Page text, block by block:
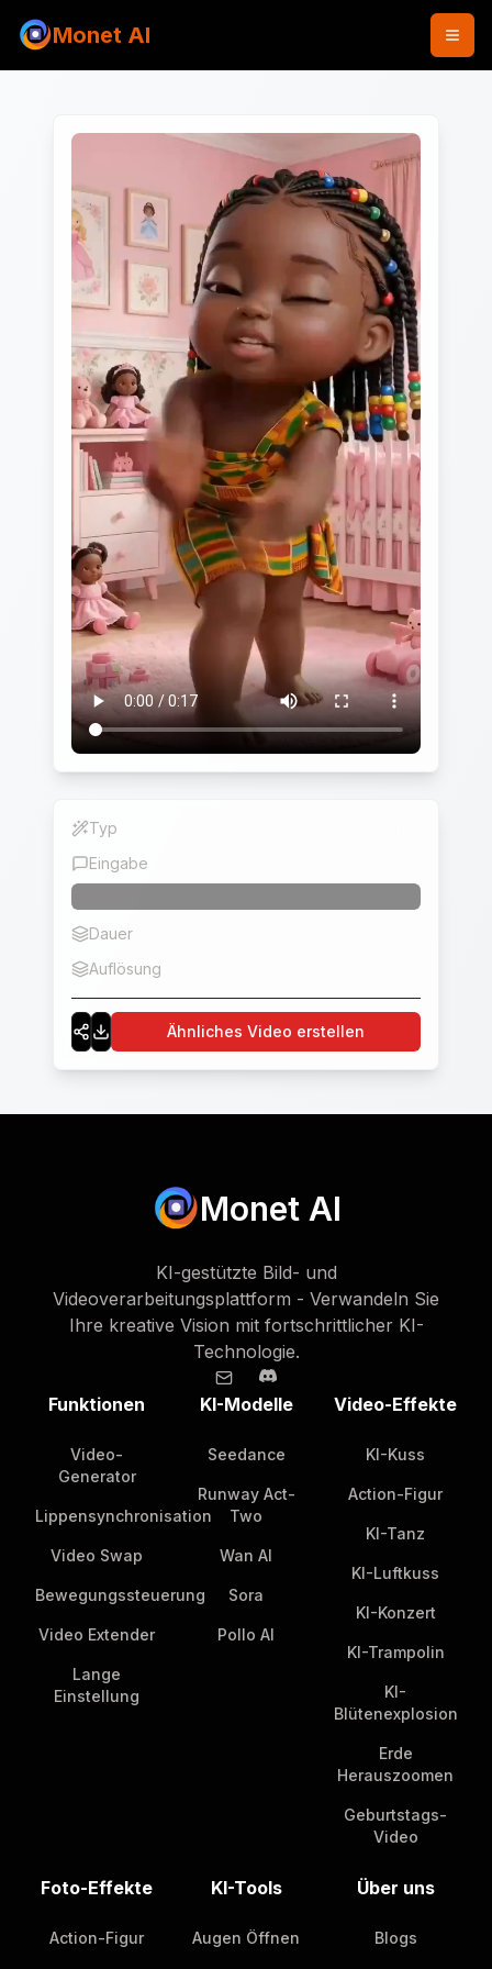
Monet AI
Typ
Eingabe
Dauer
Auflösung
Ähnliches Video erstellen
Monet AI
KI-gestützte Bild- und
Videoverarbeitungsplattform - Verwandeln Sie
Ihre kreative Vision mit fortschrittlicher KI-
Technologie.
Funktionen
Video-
Generator
Lippensynchronisation
Video Swap
Bewegungssteuerung
Video Extender
Lange
Einstellung
KI-Modelle
Seedance
Runway Act-
Two
Wan AI
Sora
Pollo AI
Video-Effekte
KI-Kuss
Action-Figur
KI-Tanz
KI-Luftkuss
KI-Konzert
KI-Trampolin
KI-
Blütenexplosion
Erde
Herauszoomen
Geburtstags-
Video
Foto-Effekte
Action-Figur
KI-Tools
Augen Öffnen
Über uns
Blogs